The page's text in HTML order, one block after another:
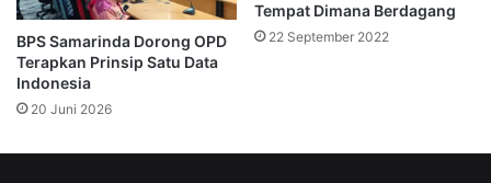
BPS Samarinda Dorong OPD
Terapkan Prinsip Satu Data
Indonesia
20 Juni 2026
Tempat Dimana Berdagang
22 September 2022